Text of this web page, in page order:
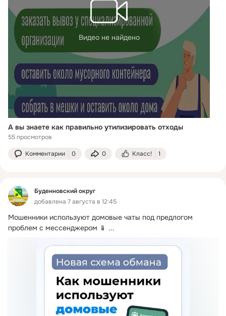
Видео не найдено
А вы знаете как правильно утилизировать отходы
55 просмотров
Комментарии 0 0 Класс! 1
Буденновский округ
добавлена 7 августа в 12:45
Мошенники используют домовые чаты под предлогом
проблем с мессенджером 📱 ...